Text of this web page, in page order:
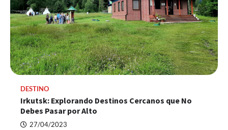
DESTINO
Irkutsk: Explorando Destinos Cercanos que No
Debes Pasar por Alto
27/04/2023